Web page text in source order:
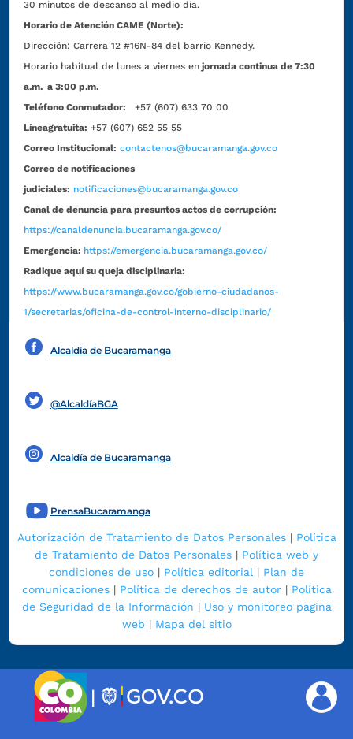
30 minutos de descanso al medio día.
Horario de Atención CAME (Norte):
Dirección:Carrera 12 #16N-84 del barrio Kennedy.
Horario habitual de lunes a viernes en jornada continua de 7:30
a.m. a 3:00 p.m.
Teléfono Conmutador:
+57 (607) 633 70 00
Líneagratuita: +57 (607) 652 55 55
Correo Institucional: contactenos@bucaramanga.gov.co
Correo de notificaciones
judiciales: notificaciones@bucaramanga.gov.co
Canal de denuncia para presuntos actos de corrupción:
https://canaldenuncia.bucaramanga.gov.co/
Emergencia: https://emergencia.bucaramanga.gov.co/
Radique aquí su queja disciplinaria:
https://www.bucaramanga.gov.co/gobierno-ciudadanos-
1/secretarias/oficina-de-control-interno-disciplinario/
Alcaldía de Bucaramanga
@AlcaldíaBGA
Alcaldía de Bucaramanga
PrensaBucaramanga
Autorización de Tratamiento de Datos Personales| Política
de Tratamiento de Datos Personales | Política web y
condiciones de uso | Política editorial | Plan de
comunicaciones| Política de derechos de autor| Política
de Seguridad de la Información | Uso y monitoreo pagina
web | Mapa del sitio
|